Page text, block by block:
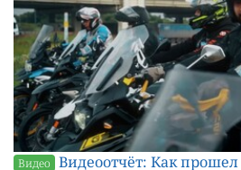
Видео Видеоотчёт: Как